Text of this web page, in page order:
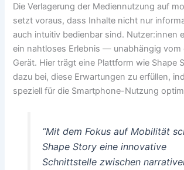
Die Verlagerung der Mediennutzung auf
setzt voraus, dass Inhalte nicht nur
auch intuitiv bedienbar sind. Nutzer:innen
ein nahtloses Erlebnis — unabhängig vom
Gerät. Hier trägt eine Plattform wie Shape
dazu bei, diese Erwartungen zu erfüllen,
speziell für die Smartphone-Nutzung
“Mit dem Fokus auf Mobilität
Shape Storyeine innovative
Schnittstelle zwischen